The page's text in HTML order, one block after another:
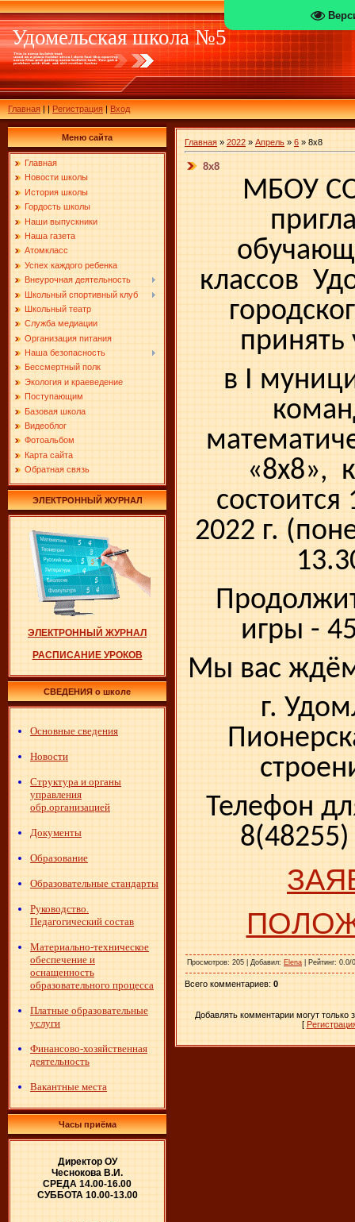
Удомельская школа №5
Главная||Регистрация|Вход
Меню сайта
Главная
Новости школы
История школы
Гордость школы
Наши выпускники
Наша газета
Атомкласс
Успех каждого ребенка
Внеурочная деятельность
Школьный спортивный клуб
Школьный театр
Служба медиации
Организация питания
Наша безопасность
Бессмертный полк
Экология и краеведение
Поступающим
Базовая школа
Видеоблог
Фотоальбом
Карта сайта
Обратная связь
ЭЛЕКТРОННЫЙ ЖУРНАЛ
ЭЛЕКТРОННЫЙ ЖУРНАЛ
РАСПИСАНИЕ УРОКОВ
СВЕДЕНИЯ о школе
Основные сведения
Новости
Структура и органы
управления
обр.организацией
Документы
Образование
Образовательные стандарты
Руководство.
Педагогический состав
Материально-техническое
обеспечение и
оснащенность
образовательного процесса
Платные образовательные
услуги
Финансово-хозяйственная
деятельность
Вакантные места
Часы приёма
Директор ОУ
Чеснокова В.И.
СРЕДА 14.00-16.00
СУББОТА 10.00-13.00
Главная » 2022 » Апрель » 6 » 8х8
8х8
МБОУ
классов
принять
в I
«8х8»,
состоится
2022 г.
игры -
Мы вас
г.
Телефон
Просмотров: 205 | Добавил: Elena Рейтинг: 0.0/
Всего комментариев: 0
Добавлять комментарии могут только
[